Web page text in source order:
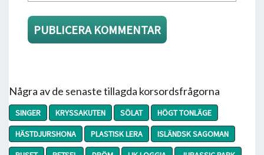
Några av de senaste tillagda korsordsfrågorna
SINGER KRYSSAKUTEN SÖLAT
HÖGT TONLÄGE
HÄSTDJURSHONA
PLASTISK LERA
ISLÄNDSK SAGOMAN